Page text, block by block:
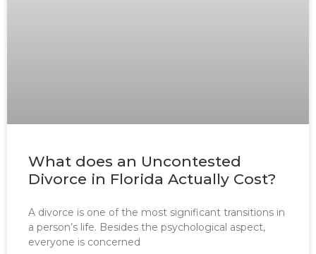
What does an Uncontested
Divorce in Florida Actually Cost?
A divorce is one of the most significant transitions in
a person’s life. Besides the psychological aspect,
everyone is concerned